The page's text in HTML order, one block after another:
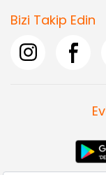
Bizi Takip Edin